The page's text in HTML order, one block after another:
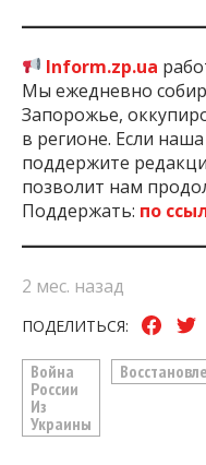
Inform.zp.ua
Мы ежедневно
Запорожье,
в регионе. Если
поддержите
позволит нам
Поддержать: по
2 мес. назад
ПОДЕЛИТЬСЯ:
Война
России
Из
Украины